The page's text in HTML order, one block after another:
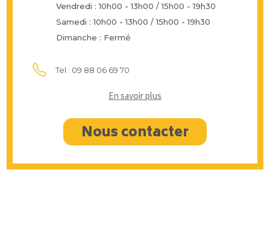
Vendredi : 10h00 - 13h00 / 15h00 - 19h30
Samedi : 10h00 - 13h00 / 15h00 - 19h30
Dimanche : Fermé
Tel : 09 88 06 69 70
En savoir plus
Nous contacter